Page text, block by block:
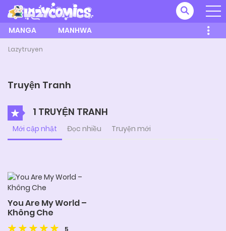
MANGA MANHWA
Lazytruyen
Truyện Tranh
1 TRUYỆN TRANH
Mới cập nhật Đọc nhiều Truyện mới
You Are My World –
Không Che
5